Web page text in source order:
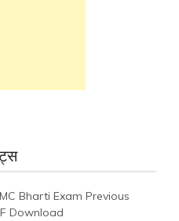
Bharti Exam Previous
Download